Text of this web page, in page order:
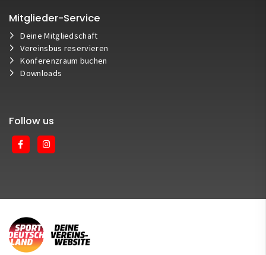
Mitglieder-Service
Deine Mitgliedschaft
Vereinsbus reservieren
Konferenzraum buchen
Downloads
Follow us